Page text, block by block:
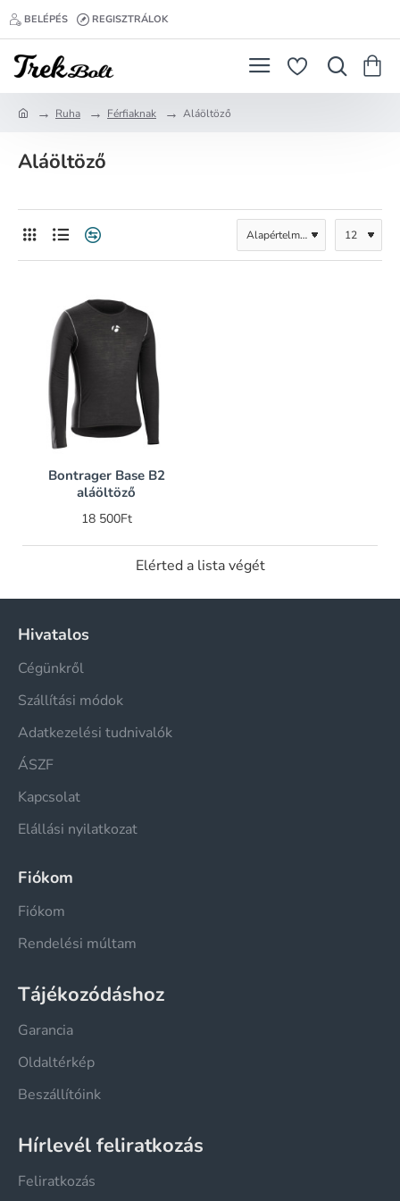
BELÉPÉS REGISZTRÁLOK
m
Ruha Férfiaknak Aláöltöző
Aláöltöző
Bontrager Base B2
aláöltöző
18 500Ft
Elérted a lista végét
Hivatalos
Cégünkről
Szállítási módok
Adatkezelési tudnivalók
ÁSZF
Kapcsolat
Elállási nyilatkozat
Fiókom
Fiókom
Rendelési múltam
Tájékozódáshoz
Garancia
Oldaltérkép
Beszállítóink
Hírlevél feliratkozás
Feliratkozás